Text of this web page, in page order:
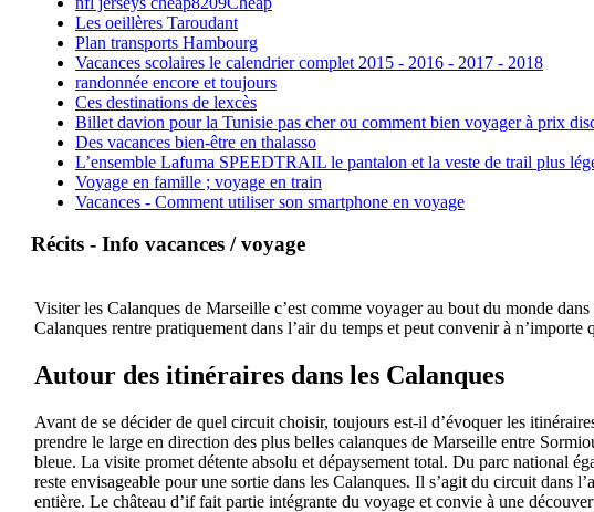
Les oeillères Taroudant
Plan transports Hambourg
Vacances scolaires le calendrier complet 2015 - 2016 - 2017 - 2018
randonnée encore et toujours
Ces destinations de lexcès
Billet davion pour la Tunisie pas cher ou comment bien voyager à prix
Des vacances bien-être en thalasso
L’ensemble Lafuma SPEEDTRAIL le pantalon et la veste de trail plus
Voyage en famille ; voyage en train
Vacances - Comment utiliser son smartphone en voyage
Récits - Info vacances / voyage
Visiter les Calanques de Marseille c’est comme voyager au bout du monde
Calanques rentre pratiquement dans l’air du temps et peut convenir à
Autour des itinéraires dans les Calanques
Avant de se décider de quel circuit choisir, toujours est-il d’évoquer les
prendre le large en direction des plus belles calanques de Marseille entre
bleue. La visite promet détente absolu et dépaysement total. Du parc national
reste envisageable pour une sortie dans les Calanques. Il s’agit du circuit dans
entière. Le château d’if fait partie intégrante du voyage et convie à une